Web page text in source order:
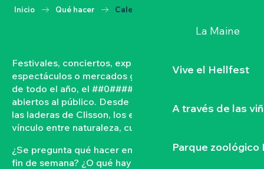
La Maine
Vive el Hellfest
A través de las
Parque zoológico
Inicio Qué hacer Calendario
Festivales, conciertos, exposiciones, vendimias,
espectáculos o mercados gastronómicos… A lo largo
de todo el año, el ##0#### vive con acontecimientos
abiertos al público. Desde las orillas del Loira hasta
las laderas de Clisson, los eventos tejen un fuerte
vínculo entre naturaleza, cultura y convivencia.
¿Se pregunta qué hacer en el Vignoble Nantais este
fin de semana? ¿O qué hay en la agenda de Clisson?